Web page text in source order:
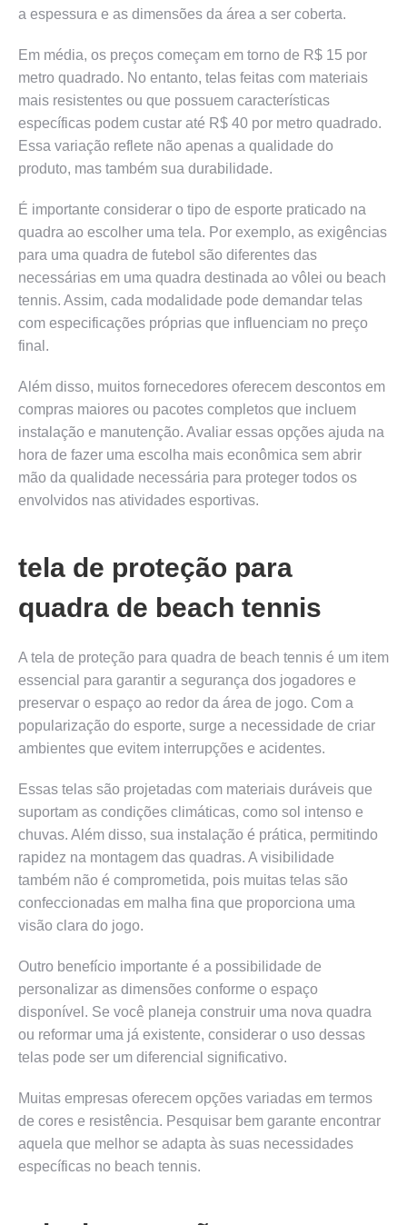
a espessura e as dimensões da área a ser coberta.
Em média, os preços começam em torno de R$ 15 por
metro quadrado. No entanto, telas feitas com materiais
mais resistentes ou que possuem características
específicas podem custar até R$ 40 por metro quadrado.
Essa variação reflete não apenas a qualidade do
produto, mas também sua durabilidade.
É importante considerar o tipo de esporte praticado na
quadra ao escolher uma tela. Por exemplo, as exigências
para uma quadra de futebol são diferentes das
necessárias em uma quadra destinada ao vôlei ou beach
tennis. Assim, cada modalidade pode demandar telas
com especificações próprias que influenciam no preço
final.
Além disso, muitos fornecedores oferecem descontos em
compras maiores ou pacotes completos que incluem
instalação e manutenção. Avaliar essas opções ajuda na
hora de fazer uma escolha mais econômica sem abrir
mão da qualidade necessária para proteger todos os
envolvidos nas atividades esportivas.
tela de proteção para
quadra de beach tennis
A tela de proteção para quadra de beach tennis é um item
essencial para garantir a segurança dos jogadores e
preservar o espaço ao redor da área de jogo. Com a
popularização do esporte, surge a necessidade de criar
ambientes que evitem interrupções e acidentes.
Essas telas são projetadas com materiais duráveis que
suportam as condições climáticas, como sol intenso e
chuvas. Além disso, sua instalação é prática, permitindo
rapidez na montagem das quadras. A visibilidade
também não é comprometida, pois muitas telas são
confeccionadas em malha fina que proporciona uma
visão clara do jogo.
Outro benefício importante é a possibilidade de
personalizar as dimensões conforme o espaço
disponível. Se você planeja construir uma nova quadra
ou reformar uma já existente, considerar o uso dessas
telas pode ser um diferencial significativo.
Muitas empresas oferecem opções variadas em termos
de cores e resistência. Pesquisar bem garante encontrar
aquela que melhor se adapta às suas necessidades
específicas no beach tennis.